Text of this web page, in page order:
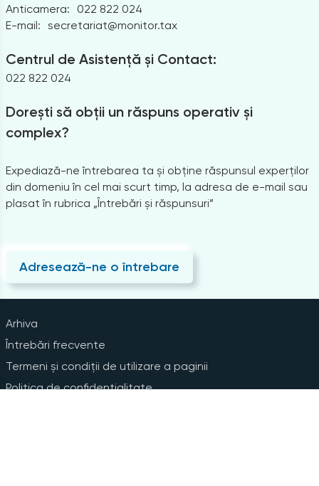
Anticamera:
022 822 024
E-mail: secretariat@monitor.tax
Centrul de Asistență și Contact:
022 822 024
Dorești să obții un răspuns operativ și
complex?
Expediază-ne întrebarea ta și obține răspunsul experților
din domeniu în cel mai scurt timp, la adresa de e-mail sau
plasat în rubrica „Întrebări și răspunsuri”
Adresează-ne o întrebare
Arhiva
Întrebări frecvente
Termeni și condiții de utilizare a paginii
Politica de confidențialitate